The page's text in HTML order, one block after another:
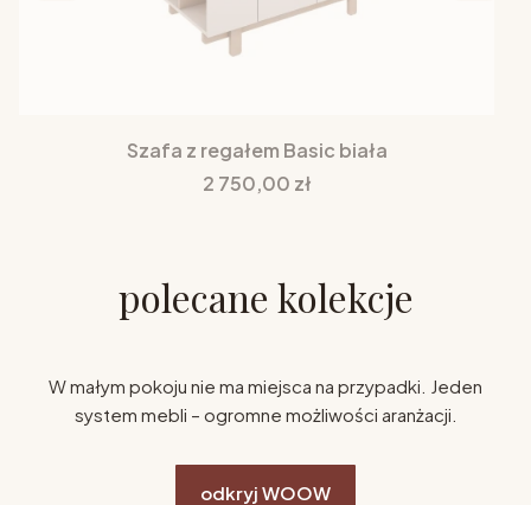
Szafa z regałem Basic biała
Cena
2 750,00 zł
polecane kolekcje
W małym pokoju nie ma miejsca na przypadki. Jeden
system mebli – ogromne możliwości aranżacji.
odkryj WOOW